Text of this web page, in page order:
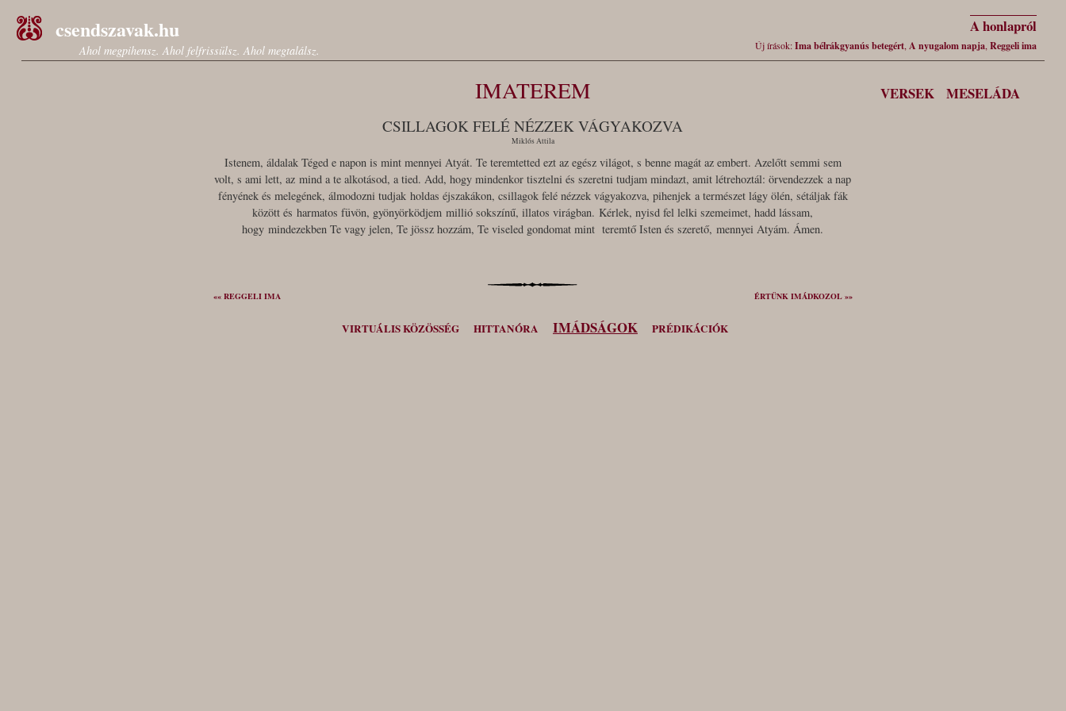
csendszavak.hu
Ahol megpihensz. Ahol felfrissülsz. Ahol megtalálsz.
A honlapról
Új írások:Ima bélrákgyanús betegért A nyugalom napja ,Reggeli ima
IMATEREM VERSEK
MESELÁDA
CSILLAGOK FELÉ NÉZZEK VÁGYAKOZVA
Miklós Attila
Istenem, áldalak Téged e napon is mint mennyei Atyát. Te teremtetted ezt az egész világot, s benne magát az embert. Azelőtt semmi sem
volt, s ami lett, az mind a te alkotásod, a tied. Add, hogy mindenkor tisztelni és szeretni tudjam mindazt, amit létrehoztál: örvendezzek a nap
fényének és melegének, álmodozni tudjak holdas éjszakákon, csillagok felé nézzek vágyakozva, pihenjek a természet lágy ölén, sétáljak fák
között és harmatos füvön, gyönyörködjem millió sokszínű, illatos virágban. Kérlek, nyisd fel lelki szemeimet, hadd lássam,
hogy mindezekben Te vagy jelen, Te jössz hozzám, Te viseled gondomat mint teremtő Isten és szerető, mennyei Atyám. Ámen.
«« REGGELI IMA ÉRTÜNK IMÁDKOZOL »»
VIRTUÁLIS KÖZÖSSÉG HITTANÓRA IMÁDSÁGOK PRÉDIKÁCIÓK